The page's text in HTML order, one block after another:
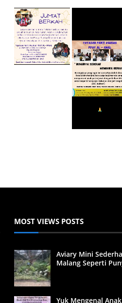
MOST VIEWS POSTS
Aviary Mini
Malang Seperti
Yuk Mengenal